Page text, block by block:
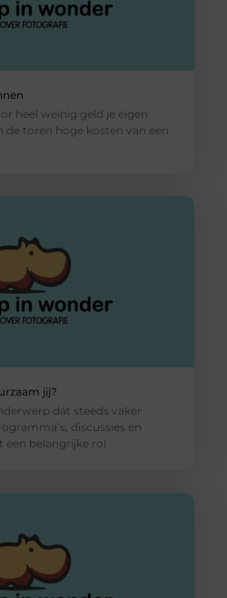
heel weinig geld je eigen
de toren hoge kosten van een
jij?
dat steeds vaker
discussies en
een belangrijke rol